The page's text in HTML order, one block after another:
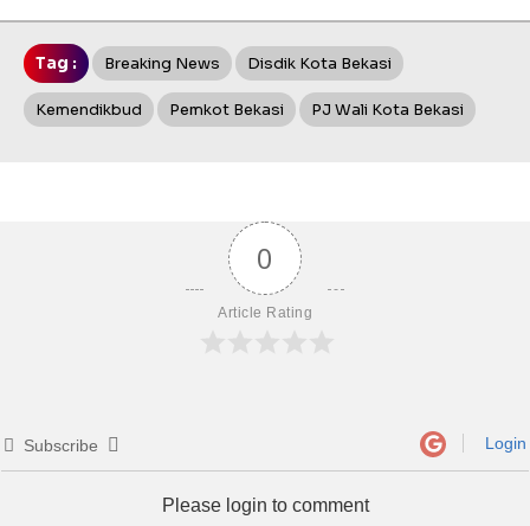
Tag : Breaking News Disdik Kota Bekasi
Kemendikbud Pemkot Bekasi PJ Wali Kota Bekasi
0
Article Rating
Subscribe Login
Please login to comment